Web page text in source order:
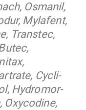
Osmanil,
Mylafent,
Transtec,
Cyc­li­
Hydro­mor­
Oxy­codine,